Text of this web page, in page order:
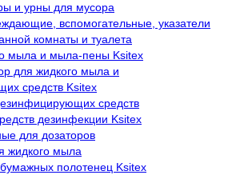
и урны для мусора
вспомогательные, указатели
комнаты и туалета
мыла и мыла-пены Ksitex
для жидкого мыла и
средств Ksitex
средств
дезинфекции Ksitex
для дозаторов
жидкого мыла
полотенец Ksitex